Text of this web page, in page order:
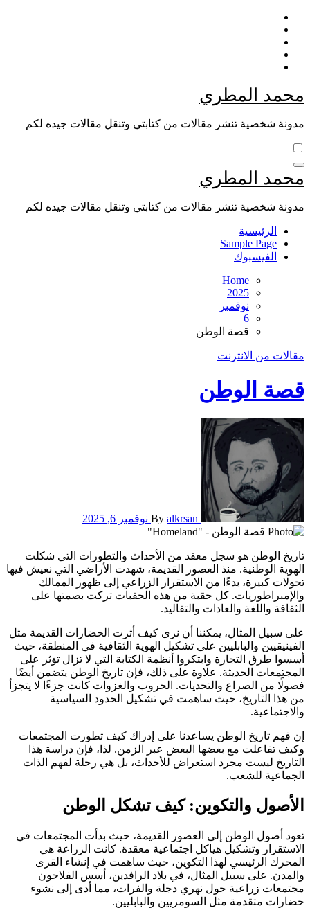
Skip
content
محمد المطري
مدونة شخصية تنشر مقالات من كتابتي وتنقل مقالات جيده لكم
محمد المطري
مدونة شخصية تنشر مقالات من كتابتي وتنقل مقالات جيده لكم
الرئيسية
Sample Page
الفيسبوك
Home
2025
نوفمبر
6
قصة الوطن
مقالات من الانترنت
قصة الوطن
By alkrsan نوفمبر 6, 2025
تاريخ الوطن هو سجل معقد من الأحداث والتطورات التي شكلت
الهوية الوطنية. منذ العصور القديمة، شهدت الأراضي التي نعيش فيها
تحولات كبيرة، بدءًا من الاستقرار الزراعي إلى ظهور الممالك
والإمبراطوريات. كل حقبة من هذه الحقبات تركت بصمتها على
الثقافة واللغة والعادات والتقاليد.
على سبيل المثال، يمكننا أن نرى كيف أثرت الحضارات القديمة مثل
الفينيقيين والبابليين على تشكيل الهوية الثقافية في المنطقة، حيث
أسسوا طرق التجارة وابتكروا أنظمة الكتابة التي لا تزال تؤثر على
المجتمعات الحديثة. علاوة على ذلك، فإن تاريخ الوطن يتضمن أيضًا
فصولًا من الصراع والتحديات. الحروب والغزوات كانت جزءًا لا يتجزأ
من هذا التاريخ، حيث ساهمت في تشكيل الحدود السياسية
والاجتماعية.
إن فهم تاريخ الوطن يساعدنا على إدراك كيف تطورت المجتمعات
وكيف تفاعلت مع بعضها البعض عبر الزمن. لذا، فإن دراسة هذا
التاريخ ليست مجرد استعراض للأحداث، بل هي رحلة لفهم الذات
الجماعية للشعب.
الأصول والتكوين: كيف تشكل الوطن
تعود أصول الوطن إلى العصور القديمة، حيث بدأت المجتمعات في
الاستقرار وتشكيل هياكل اجتماعية معقدة. كانت الزراعة هي
المحرك الرئيسي لهذا التكوين، حيث ساهمت في إنشاء القرى
والمدن. على سبيل المثال، في بلاد الرافدين، أسس الفلاحون
مجتمعات زراعية حول نهري دجلة والفرات، مما أدى إلى نشوء
حضارات متقدمة مثل السومريين والبابليين.